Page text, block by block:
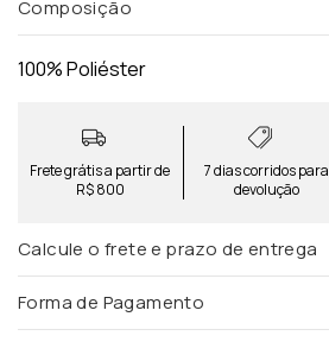
Composição
100% Poliéster
Frete grátis a partir de
R$ 800
7 dias corridos para
devolução
Calcule o frete e prazo de entrega
Forma de Pagamento